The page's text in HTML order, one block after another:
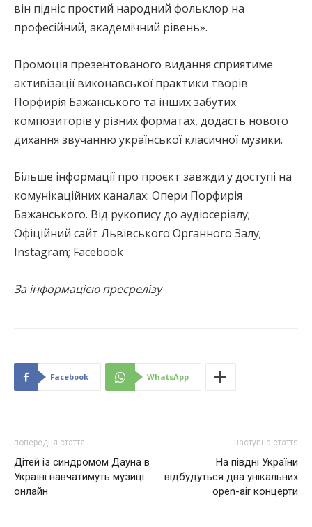
він підніс простий народний фольклор на
професійний, академічний рівень».
Промоція презентованого видання сприятиме
активізації виконавської практики творів
Порфирія Бажанського та інших забутих
композиторів у різних форматах, додасть нового
дихання звучанню української класичної музики.
Більше інформації про проєкт завжди у доступі на
комунікаційних каналах: Опери Порфирія
Бажанського. Від рукопису до аудіосеріалу;
Офіційний сайт Львівського Органного Залу;
Instagram; Facebook
За інформацією пресрелізу
Facebook WhatsApp
попередня стаття
Дітей із синдромом Дауна в
Україні навчатимуть музиці
онлайн
наступна стаття
На півдні України
відбудуться два унікальних
open-air концерти